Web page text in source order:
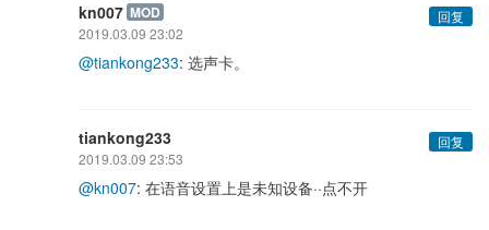
kn007 MOD
回复
2019.03.09 23:02
@tiankong233: 选声卡。
tiankong233
回复
2019.03.09 23:53
@kn007: 在语音设置上是未知设备··点不开